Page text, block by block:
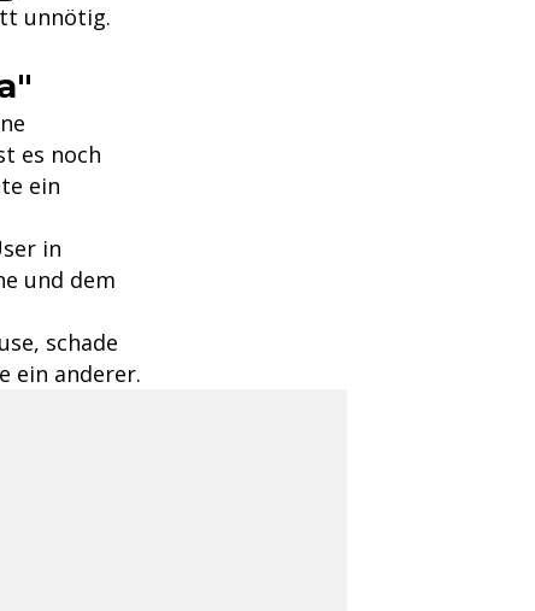
unnötig.
es noch
ein
in
und dem
schade
ein anderer.